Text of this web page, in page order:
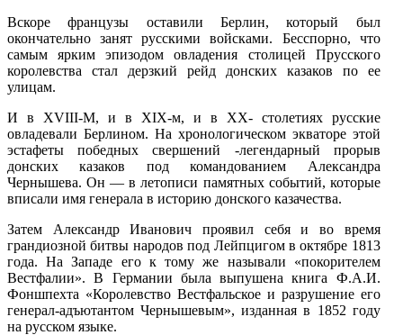
Вскоре французы оставили Берлин, который был
окончательно занят русскими войсками. Бесспорно, что
самым ярким эпизодом овладения столицей Прусского
королевства стал дерзкий рейд донских казаков по ее
улицам.
И в XVIII-M, и в XIX-м, и в XX- столетиях русские
овладевали Берлином. На хронологическом экваторе этой
эстафеты победных свершений -легендарный прорыв
донских казаков под командованием Александра
Чернышева. Он — в летописи памятных событий, которые
вписали имя генерала в историю донского казачества.
Затем Александр Иванович проявил себя и во время
грандиозной битвы народов под Лейпцигом в октябре 1813
года. На Западе его к тому же называли «покорителем
Вестфалии». В Германии была выпушена книга Ф.А.И.
Фоншпехта «Королевство Вестфальское и разрушение его
генерал-адъютантом Чернышевым», изданная в 1852 году
на русском языке.